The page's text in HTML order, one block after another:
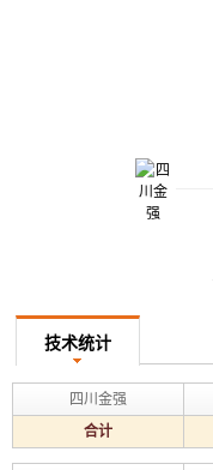
技术统计
四川金强
合计